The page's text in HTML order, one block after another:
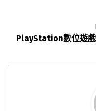
PlayStation數位遊